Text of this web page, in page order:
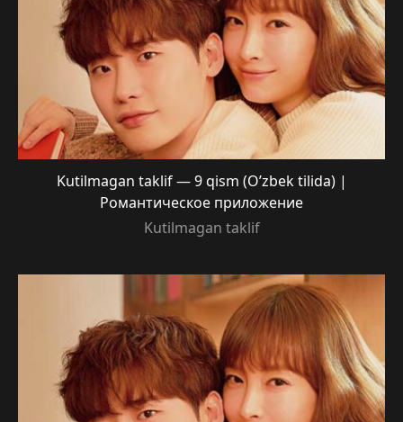
Kutilmagan taklif — 9 qism (O’zbek tilida) |
Романтическое приложение
Kutilmagan taklif